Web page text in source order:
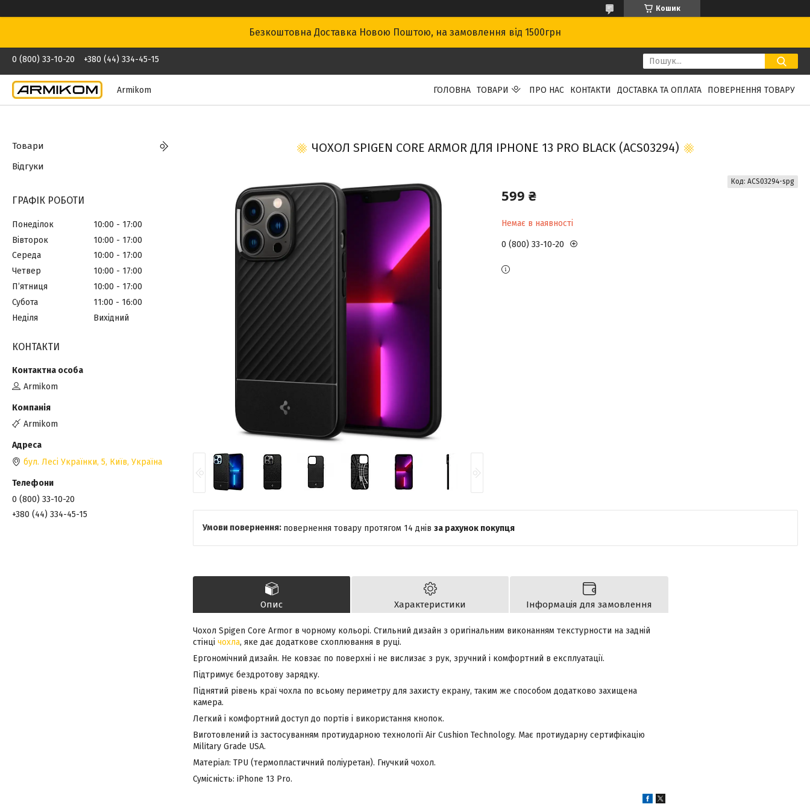
Кошик
Безкоштовна Доставка Новою Поштою, на замовлення від 1500грн
0 (800) 33-10-20 +380 (44) 334-45-15
Armikom ГОЛОВНА ТОВАРИ ПРО НАС КОНТАКТИ ДОСТАВКА ТА ОПЛАТА ПОВЕРНЕННЯ ТОВАРУ
ЧОХОЛ SPIGEN CORE ARMOR ДЛЯ IPHONE 13 PRO BLACK (ACS03294)
599 ₴
Немає в наявності
Код: ACS03294-spg
0 (800) 33-10-20
повернення товару протягом 14 днів за рахунок покупця
Опис Характеристики Інформація для замовлення
Чохол Spigen Core Armor в чорному кольорі. Стильний дизайн з оригінальним виконанням текстурности на задній
стінці чохла, яке дає додаткове схоплювання в руці.
Ергономічний дизайн. Не ковзає по поверхні і не вислизає з рук, зручний і комфортний в експлуатації.
Підтримує бездротову зарядку.
Піднятий рівень краї чохла по всьому периметру для захисту екрану, таким же способом додатково захищена
камера.
Легкий і комфортний доступ до портів і використання кнопок.
Виготовлений із застосуванням протиударною технології Air Cushion Technology. Має протиударну сертифікацію
Military Grade USA.
Матеріал: TPU (термопластичний поліуретан). Гнучкий чохол.
Сумісність: iPhone 13 Pro.
Товари
Відгуки
ГРАФІК РОБОТИ
Понеділок 10:00
17:00
Вівторок
10:00
17:00
Середа
10:00
17:00
Четвер
10:00
17:00
Пʼятниця
10:00
17:00
Субота
11:00
16:00
Неділя
Вихідний
КОНТАКТИ
Armikom
Armikom
бул. Лесі Українки, 5, Київ, Україна
0 (800) 33-10-20
+380 (44) 334-45-15